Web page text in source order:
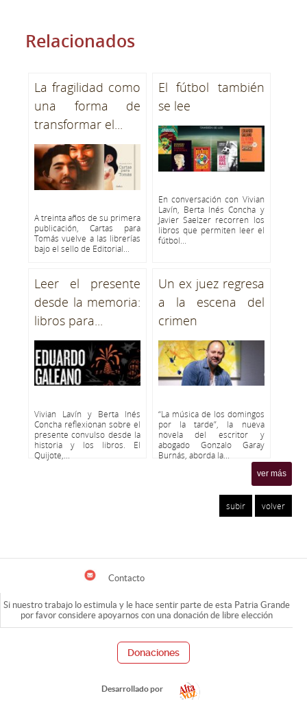
Relacionados
La fragilidad como
una forma de
transformar el...
A treinta años de su primera
publicación, Cartas para
Tomás vuelve a las librerías
bajo el sello de Editorial...
El fútbol también
se lee
En conversación con Vivian
Lavín, Berta Inés Concha y
Javier Saelzer recorren los
libros que permiten leer el
fútbol...
Leer el presente
desde la memoria:
libros para...
Vivian Lavín y Berta Inés
Concha reflexionan sobre el
presente convulso desde la
historia y los libros. El
Quijote,...
Un ex juez regresa
a la escena del
crimen
“La música de los domingos
por la tarde”, la nueva
novela del escritor y
abogado Gonzalo Garay
Burnás, aborda la...
ver más
subir volver
Contacto
Si nuestro trabajo lo estimula y le hace sentir parte de esta Patria Grande
por favor considere apoyarnos con una donación de libre elección
Donaciones
Desarrollado por